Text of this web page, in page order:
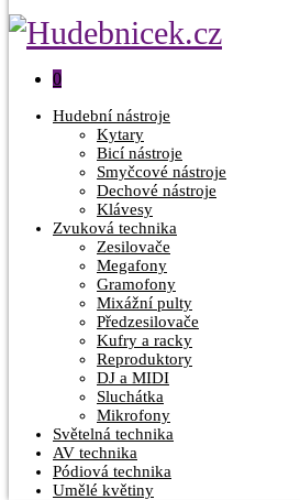
0
Hudební nástroje
Kytary
Bicí nástroje
Smyčcové nástroje
Dechové nástroje
Klávesy
Zvuková technika
Zesilovače
Megafony
Gramofony
Mixážní pulty
Předzesilovače
Kufry a racky
Reproduktory
DJ a MIDI
Sluchátka
Mikrofony
Světelná technika
AV technika
Pódiová technika
Umělé květiny